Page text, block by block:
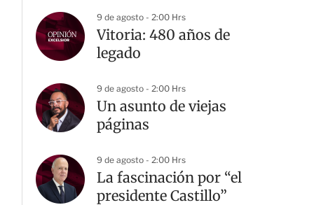
9 de agosto - 2:00 Hrs
Vitoria: 480 años de
legado
9 de agosto - 2:00 Hrs
Un asunto de viejas
páginas
9 de agosto - 2:00 Hrs
La fascinación por “el
presidente Castillo”